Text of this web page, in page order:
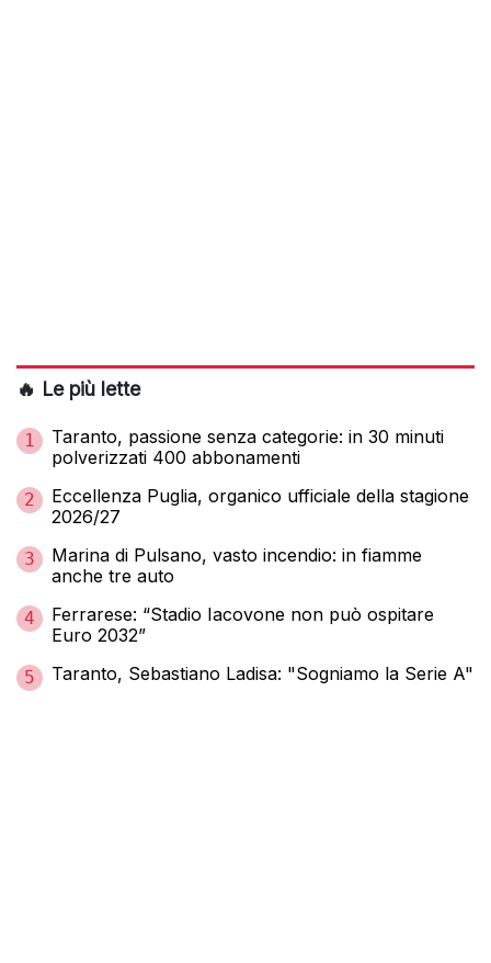
🔥 Le più lette
1
Taranto, passione senza categorie: in 30 minuti
polverizzati 400 abbonamenti
2
Eccellenza Puglia, organico ufficiale della stagione
2026/27
3
Marina di Pulsano, vasto incendio: in fiamme
anche tre auto
4
Ferrarese: “Stadio Iacovone non può ospitare
Euro 2032”
5 Taranto, Sebastiano Ladisa: "Sogniamo la Serie A"